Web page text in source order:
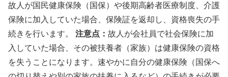
故人が国民健康保険（国保）や後期高齢者医療制度、介護
保険に加入していた場合、保険証を返却し、資格喪失の手
続きを行います。 注意点： 故人が会社員で社会保険に加
入していた場合、その被扶養者（家族）は健康保険の資格
を失うことになります。速やかに自分の健康保険（国保へ